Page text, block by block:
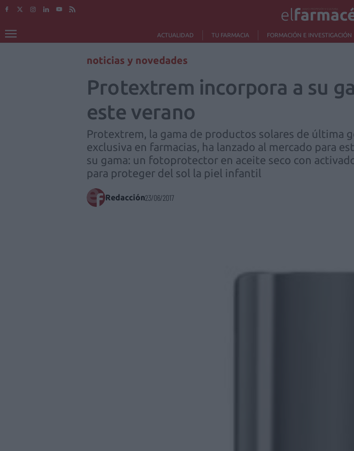
ACTUALIDAD TU FARMACIA FORMACIÓN E INVESTIGACIÓN
noticias y novedades
Protextrem incorpora a su
este verano
Protextrem, la gama de productos solares de última
exclusiva en farmacias, ha lanzado al mercado para
su gama: un fotoprotector en aceite seco con
para proteger del sol la piel infantil
Redacción23/06/2017